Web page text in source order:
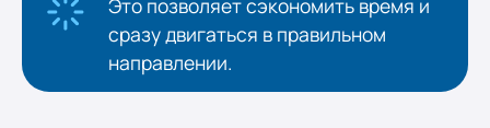
Это позволяет сэкономить время и
сразу двигаться в правильном
направлении.